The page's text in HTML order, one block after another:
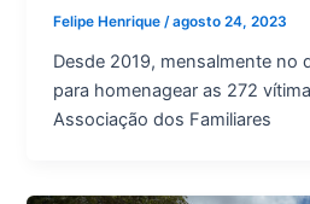
Felipe Henrique/agosto 24, 2023
Desde 2019, mensalmente no
para homenagear as 272
Associação dos Familiares